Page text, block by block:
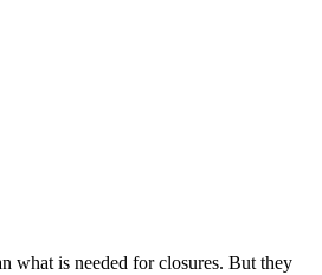
what is needed for closures. But they